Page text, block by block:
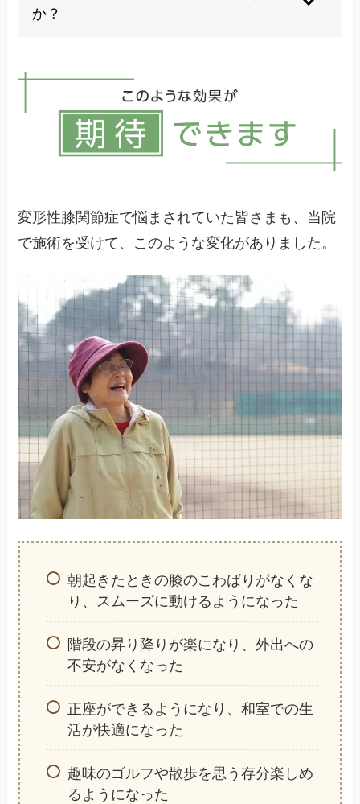
か？
も発症することがあります。早期であれば回復の
可能性も高く、諦めずに治療を受けることが大切
です。
若い方の場合は外傷後の二次性変形性膝関節症の
可能性もあるため、適切な診断と治療が重要で
変形性膝関節症で悩まされていた皆さまも、当院
で施術を受けて、このような変化がありました。
朝起きたときの膝のこわばりがなくな
り、スムーズに動けるようになった
階段の昇り降りが楽になり、外出への
不安がなくなった
正座ができるようになり、和室での生
活が快適になった
趣味のゴルフや散歩を思う存分楽しめ
るようになった